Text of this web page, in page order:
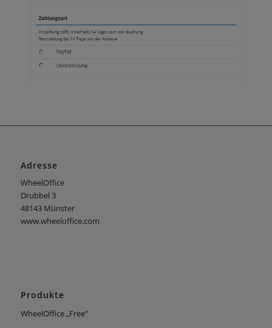
Adresse
WheelOffice
Drubbel 3
48143 Münster
www.wheeloffice.com
Produkte
WheelOffice „Free“